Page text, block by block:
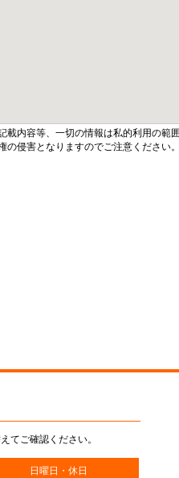
載内容等、一切の情報は私的利用の範
侵害となりますのでご注意ください。
てご確認ください。
日曜日・休日